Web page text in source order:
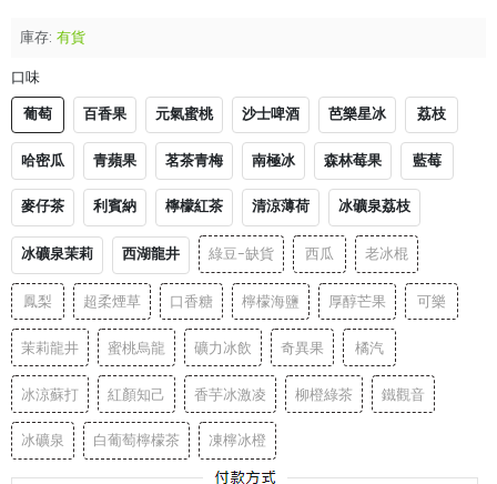
庫存: 有貨
口味
葡萄 百香果 元氣蜜桃 沙士啤酒 芭樂星冰
荔枝
哈密瓜
青蘋果 茗茶青梅 南極冰 森林莓果
藍莓
麥仔茶
利賓納 檸檬紅茶 清涼薄荷 冰礦泉荔枝
冰礦泉茉莉 西湖龍井 綠豆-缺貨 西瓜 老冰棍
鳳梨 超柔煙草 口香糖 檸檬海鹽 厚醇芒果 可樂
茉莉龍井 蜜桃烏龍 礦力冰飲 奇異果 橘汽
冰涼蘇打 紅顏知己 香芋冰激凌 柳橙綠茶 鐵觀音
冰礦泉 白葡萄檸檬茶 凍檸冰橙